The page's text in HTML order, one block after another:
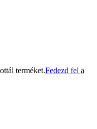
terméket.Fedezd fel a